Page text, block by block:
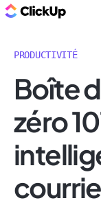
PRODUCTIVITÉ
Boîte
zéro